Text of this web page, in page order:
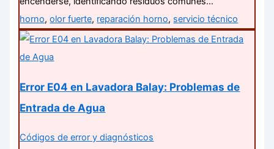
horno,olor fuerte, reparación horno, servicio técnico
Error E04 en Lavadora Balay: Problemas de
Entrada de Agua
Códigos de error y diagnósticos